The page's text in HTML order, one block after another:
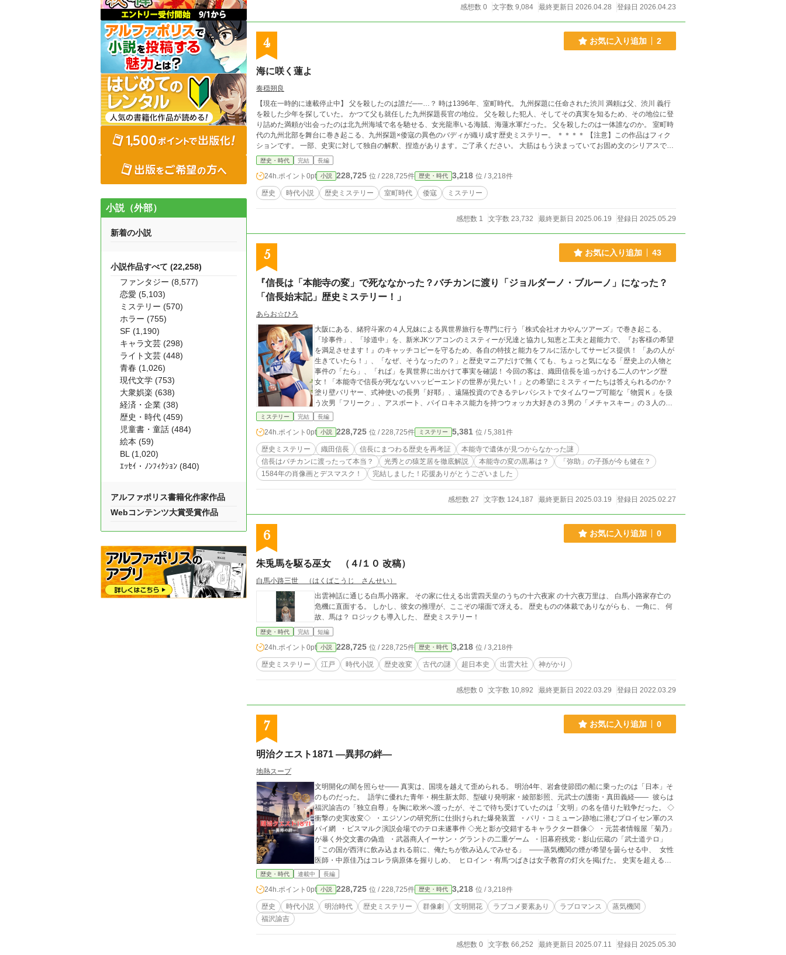
感想数 0 文字数 9,084 最終更新日 2026.04.28 登録日 2026.04.23
4 お気に入り追加 2
海に咲く蓮よ
奏穏朔良
【現在一時的に連載停止中】 父を殺したのは誰だ──…？ 時は1396年、室町時代。 九州探題に任命された渋川 満頼は父、渋川 義行
を殺した少年を探していた。 かつて父も就任した九州探題長官の地位。 父を殺した犯人、そしてその真実を知るため、その地位に登
り詰めた満頼が出会ったのは北九州海域で名を馳せる、女光龍率いる海賊、海蓮水軍だった。 父を殺したのは一体誰なのか。 室町時
代の九州北部を舞台に巻き起こる、九州探題×倭寇の異色のバディが織り成す歴史ミステリー。 ＊＊＊＊ 【注意】この作品はフィク
ションです。 一部、史実に対して独自の解釈、捏造があります。ご了承ください。 大筋はもう決まっていてお固め文のシリアスで行
こうと思っていたのですが、多分2、3話目からふざけ始めます。基本ギャグに走りがちな人間なので……！
歴史・時代 完結 長編
24h.ポイント 0pt 小説 228,725 位 / 228,725件 歴史・時代 3,218 位 / 3,218件
歴史 時代小説 歴史ミステリー 室町時代 倭寇 ミステリー
感想数 1 文字数 23,732 最終更新日 2025.06.19 登録日 2025.05.29
5 お気に入り追加 43
『信長は「本能寺の変」で死ななかった？バチカンに渡り「ジョルダーノ・ブルーノ」になった？
「信長始末記」歴史ミステリー！」
あらお☆ひろ
大阪にある、緒狩斗家の４人兄妹による異世界旅行を専門に行う「株式会社オカやんツアーズ」で巻き起こる、
「珍事件」、「珍道中」を、新米JKツアコンのミスティーが兄達と協力し知恵と工夫と超能力で、『お客様の希望
を満足させます！』のキャッチコピーを守るため、各自の特技と能力をフルに活かしてサービス提供！ 「あの人が
生きていたら！」、「なぜ、そうなったの？」と歴史マニアだけで無くても、ちょっと気になる「歴史上の人物と
事件の「たら」、「れば」を異世界に出かけて事実を確認！ 今回の客は、織田信長を追っかける二人のヤング歴
女！「本能寺で信長が死なないハッピーエンドの世界が見たい！」との希望にミスティーたちは答えられるのか？
塗り壁バリヤー、式神使いの長男「好耶」、遠隔投資のできるテレパシストでタイムワープ可能な「物質Ｋ」を扱
う次男「フリーク」、アスポート、パイロキネス能力を持つウォッカ大好きの３男の「メチャスキー」の３人の兄
と現役ＪＫプロレスラーの「ミスティー」が、「夏子」、「陽菜」を連れて、信長の謎を解き明かしていく！信長
ロっとする、歴史好きが読んでも楽しい歴史的証拠を積み重ねた「歴史ミステリーワールド」へようこそ！
ミステリー 完結 長編
24h.ポイント 0pt 小説 228,725 位 / 228,725件 ミステリー 5,381 位 / 5,381件
歴史ミステリー 織田信長 信長にまつわる歴史を再考証
本能寺で遺体が見つからなかった謎
信長はバチカンに渡ったって本当？
光秀との猿芝居を徹底解説 本能寺の変の黒幕は？
「弥助」の子孫が今も健在？
1584年の肖像画とデスマスク！
完結しました！応援ありがとうございました
感想数 27 文字数 124,187 最終更新日 2025.03.19 登録日 2025.02.27
6 お気に入り追加 0
朱兎馬を駆る巫女 （４/１０ 改稿）
白馬小路三世 （はくばこうじ さんせい）
出雲神話に通じる白馬小路家。 その家に仕える出雲四天皇のうちの十六夜家 の十六夜万里は、 白馬小路家存亡の
危機に直面する。 しかし、彼女の推理が、ここぞの場面で冴える。 歴史ものの体裁でありながらも、 一角に、 何
故、馬は？ ロジックも導入した、 歴史ミステリー！
歴史・時代 完結 短編
24h.ポイント 0pt 小説 228,725 位 / 228,725件 歴史・時代 3,218 位 / 3,218件
歴史ミステリー 江戸 時代小説 歴史改変 古代の謎 超日本史 出雲大社 神がかり
感想数 0 文字数 10,892 最終更新日 2022.03.29 登録日 2022.03.29
7 お気に入り追加 0
明治クエスト1871 ―異邦の絆―
地熱スープ
文明開化の闇を照らせ―― 真実は、国境を越えて歪められる。 明治4年、岩倉使節団の船に乗ったのは「日本」そ
のものだった。 語学に優れた青年・桐生新太郎、型破り発明家・綾部影照、元武士の護衛・真田義経―― 彼らは
福沢諭吉の「独立自尊」を胸に欧米へ渡ったが、そこで待ち受けていたのは「文明」の名を借りた戦争だった。 ◇
衝撃の史実改変◇ ・エジソンの研究所に仕掛けられた爆発装置 ・パリ・コミューン跡地に潜むプロイセン軍のス
パイ網 ・ビスマルク演説会場でのテロ未遂事件 ◇光と影が交錯するキャラクター群像◇ ・元芸者情報屋「菊乃」
が暴く外交文書の偽造 ・武器商人イーサン・グラントの二重ゲーム ・旧幕府残党・影山伝蔵の「武士道テロ」
「この国が西洋に飲み込まれる前に、俺たちが飲み込んでみせる」 ――蒸気機関の煙が希望を曇らせる中、 女性
医師・中原佳乃はコレラ病原体を握りしめ、 ヒロイン・有馬つばきは女子教育の灯火を掲げた。 史実を超えるス
ケールで描く、もう一つの明治維新。 国際スパイ網×和魂洋才×女性の覚醒―― あなたが知らない「文明開化」
歴史・時代 連載中 長編
24h.ポイント 0pt 小説 228,725 位 / 228,725件 歴史・時代 3,218 位 / 3,218件
歴史 時代小説 明治時代 歴史ミステリー 群像劇 文明開花 ラブコメ要素あり ラブロマンス
蒸気機関
福沢諭吉
感想数 0 文字数 66,252 最終更新日 2025.07.11 登録日 2025.05.30
小説（外部）
新着の小説
小説作品すべて (22,258)
ファンタジー (8,577)
恋愛 (5,103)
ミステリー (570)
ホラー (755)
SF (1,190)
キャラ文芸 (298)
ライト文芸 (448)
青春 (1,026)
現代文学 (753)
大衆娯楽 (638)
経済・企業 (38)
歴史・時代 (459)
児童書・童話 (484)
絵本 (59)
BL (1,020)
ｴｯｾｲ・ﾉﾝﾌｨｸｼｮﾝ (840)
アルファポリス書籍化作家作品
Webコンテンツ大賞受賞作品